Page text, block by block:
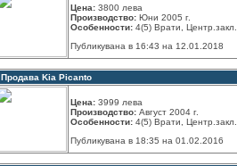
Цена: 3800 лева
Производство: Юни 2005 г.
Особенности: 4(5) Врати,
Публикувана в 16:43 на 12.01.2018
Продава Kia Picanto
Цена: 3999 лева
Производство: Август 2004 г.
Особенности: 4(5) Врати,
Публикувана в 18:35 на 01.02.2016